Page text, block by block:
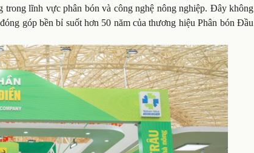
lĩnh vực phân bón và công nghệ nông nghiệp. Đây không
góp bền bỉ suốt hơn 50 năm của thương hiệu Phân bón Đầu